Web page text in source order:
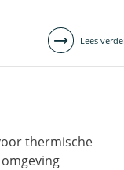
Lees
thermische